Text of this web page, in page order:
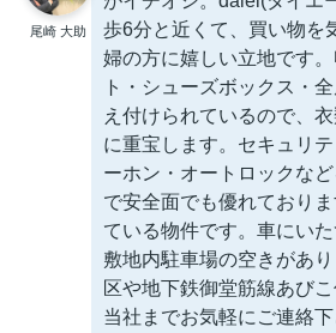
尾崎 大助
歩6分と近くて、買い物を
婦の方に嬉しい立地です
ト・シューズボックス・
え付けられているので、
に重宝します。セキュリ
ーホン・オートロックな
で安全面でも優れており
ている物件です。車にいた
敷地内駐車場の空きがあ
区や地下鉄御堂筋線あびこ
当社までお気軽にご連絡